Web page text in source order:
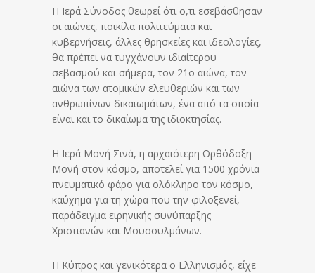
Η Ιερά Σύνοδος θεωρεί ότι ο,τι εσεβάσθησαν
οι αιώνες, ποικίλα πολιτεύματα και
κυβερνήσεις, άλλες θρησκείες και ιδεολογίες,
θα πρέπει να τυγχάνουν ιδιαίτερου
σεβασμού και σήμερα, τον 21ο αιώνα, τον
αιώνα των ατομικών ελευθεριών και των
ανθρωπίνων δικαιωμάτων, ένα από τα οποία
είναι και το δικαίωμα της ιδιοκτησίας.
Η Ιερά Μονή Σινά, η αρχαιότερη Ορθόδοξη
Μονή στον κόσμο, αποτελεί για 1500 χρόνια
πνευματικό φάρο για ολόκληρο τον κόσμο,
καύχημα για τη χώρα που την φιλοξενεί,
παράδειγμα ειρηνικής συνύπαρξης
Χριστιανών και Μουσουλμάνων.
Η Κύπρος και γενικότερα ο Ελληνισμός, είχε